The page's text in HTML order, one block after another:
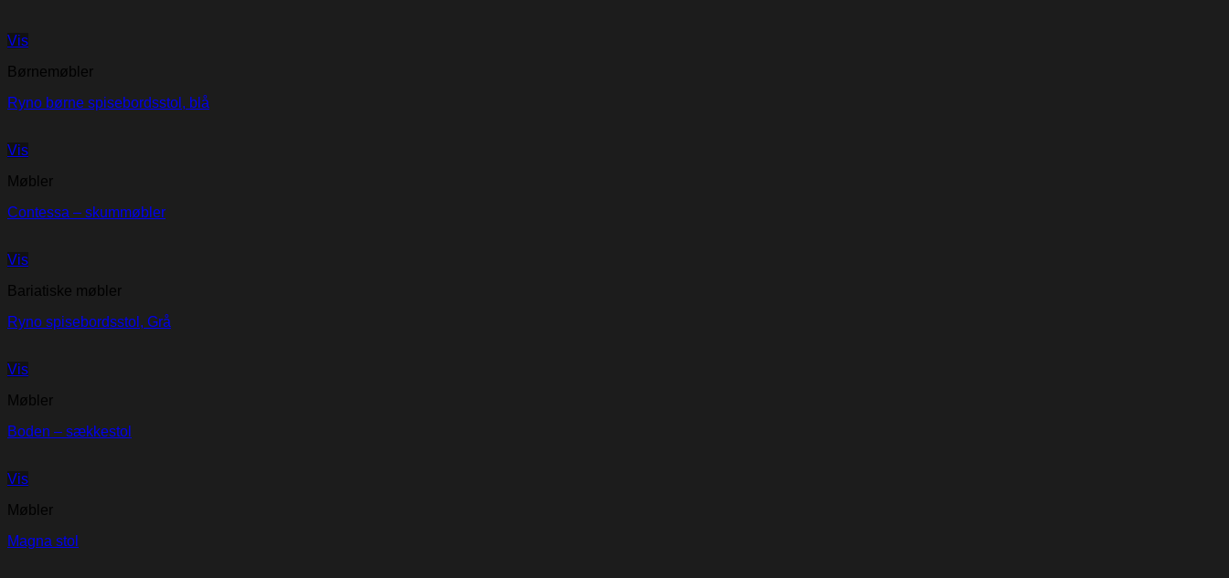
Vis
Børnemøbler
Ryno børne spisebordsstol, blå
Vis
Møbler
Contessa – skummøbler
Vis
Bariatiske møbler
Ryno spisebordsstol, Grå
Vis
Møbler
Boden – sækkestol
Vis
Møbler
Magna stol